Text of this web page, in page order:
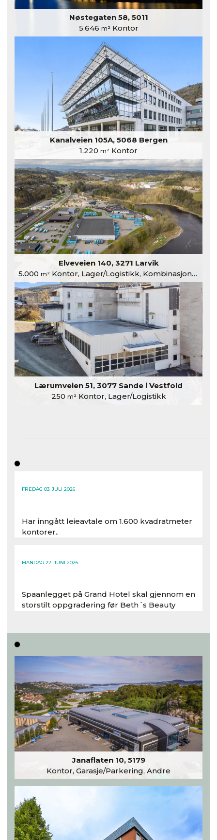
Nøstegaten 58, 5011
5.646 m²Kontor
Kanalveien 105A, 5068 Bergen
1.220 m² Kontor
Elveveien 140, 3271 Larvik
5.000 m²Kontor, Lager/Logistikk, Kombinasjonslokaler
Lærumveien 51, 3077 Sande i Vestfold
250 m²Kontor, Lager/Logistikk
FREDAG 03. JULI 2026
Har inngått leieavtale om 1.600 kvadratmeter
kontorer..
MANDAG 22. JUNI 2026
Spaanlegget på Grand Hotel skal gjennom en
storstilt oppgradering før Beth´s Beauty
Les hele artikkelen
Janaflaten 10, 5179
Kontor, Garasje/Parkering, Andre